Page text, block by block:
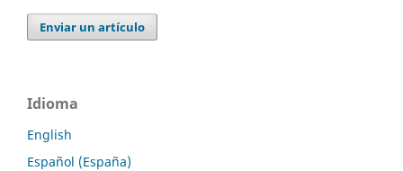
Enviar un artículo
Idioma
English
Español (España)